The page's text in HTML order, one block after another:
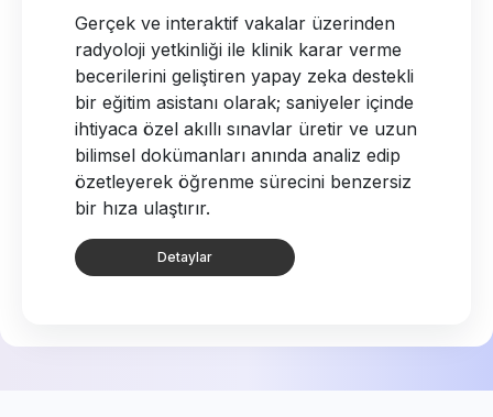
Geleneksel çizim yöntemlerini geride
bırakarak sefalometrik ölçümleri ve
detaylı yumuşak doku yüz analizlerini
yapay zekayla saniyeler içinde milimetrik
hassasiyetle tamamlar; tüm teşhis, tedavi
ve takip sürecinizi tek bir akıllı panelde
birleştirir.
Detaylar